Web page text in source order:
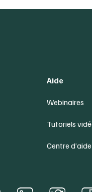
Aide
Webinaires
Tutoriels
Centre d’aide